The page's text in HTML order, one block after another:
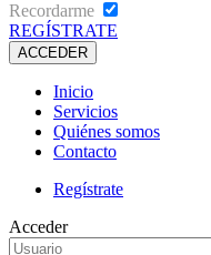
Recordarme
REGÍSTRATE
Inicio
Servicios
Quiénes somos
Contacto
Regístrate
Acceder